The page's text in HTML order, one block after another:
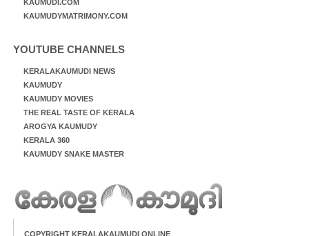
KAUMUDI.COM
KAUMUDYMATRIMONY.COM
YOUTUBE CHANNELS
KERALAKAUMUDI NEWS
KAUMUDY
KAUMUDY MOVIES
THE REAL TASTE OF KERALA
AROGYA KAUMUDY
KERALA 360
KAUMUDY SNAKE MASTER
COPYRIGHT KERALAKAUMUDI ONLINE